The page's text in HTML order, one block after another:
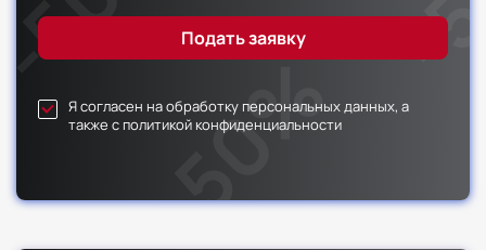
Я согласен на обработку персональных данных, а
также с политикой конфиденциальности